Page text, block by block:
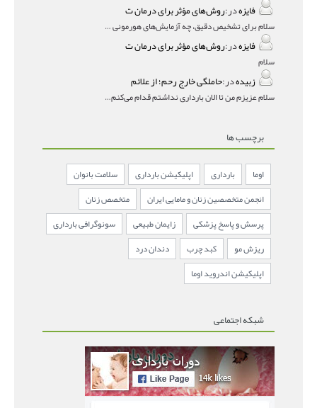
فایزهدر:روش‌های مؤثر برای درمان ت
سلام برای تشخیص دقیق، چه آزمایش‌های هورمونی و چه سونوگر
فایزهدر:روش‌های مؤثر برای درمان ت
سلام
زبیدهدر:حاملگی خارج رحم؛ از علائم
سلام عزیزم من تا الان بارداری نداشتم قدام می‌کنم باردار
برچسب ها
اوما بارداری اپلیکیشن بارداری
سلامت بانوان
انجمن متخصصین زنان و مامایی ایران
متخصص زنان
پرسش و پاسخ پزشکی
زایمان طبیعی
سونوگرافی بارداری
ریزش مو
کبد چرب
دندان درد
اپلیکیشن اندروید اوما
شبکه اجتماعی